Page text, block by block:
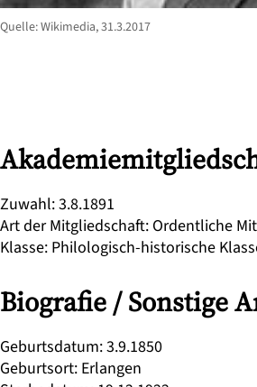
Zuwahl:3.8.1891
Art der Mitgliedschaft: Ordentliche
Klasse: Philologisch-historische
Biografie / Sonstige
Geburtsdatum:3.9.1850
Geburtsort: Erlangen
Quelle: Wikimedia, 31.3.2017